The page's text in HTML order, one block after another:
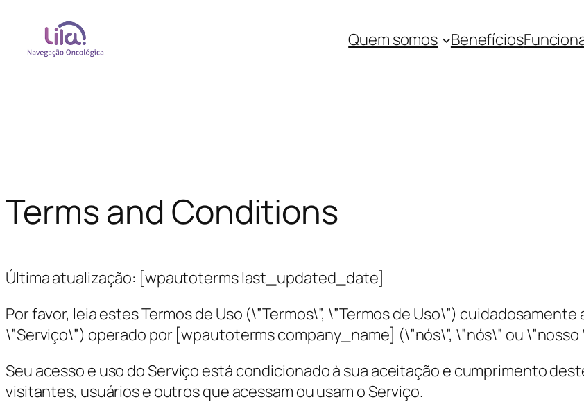
Quem somos Benefícios
Terms and Conditions
Última atualização: [wpautoterms last_updated_date]
Por favor, leia estes Termos de Uso (\”Termos\”, \”Termos de Uso\”)
\”Serviço\”) operado por [wpautoterms company_name] (\”nós\”, \”nós\” ou \”nosso
Seu acesso e uso do Serviço está condicionado à sua aceitação e cumprimento
visitantes, usuários e outros que acessam ou usam o Serviço.